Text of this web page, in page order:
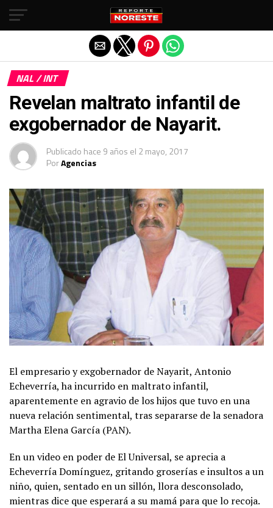
NAL / INT
Revelan maltrato infantil de
exgobernador de Nayarit.
Publicado hace 9 años el 2 mayo, 2017
PorAgencias
El empresario y exgobernador de Nayarit, Antonio
Echeverría, ha incurrido en maltrato infantil,
aparentemente en agravio de los hijos que tuvo en una
nueva relación sentimental, tras separarse de la senadora
Martha Elena García (PAN).
En un video en poder de El Universal, se aprecia a
Echeverría Domínguez, gritando groserías e insultos a un
niño, quien, sentado en un sillón, llora desconsolado,
mientras dice que esperará a su mamá para que lo recoja.
Salir de la versión móvil